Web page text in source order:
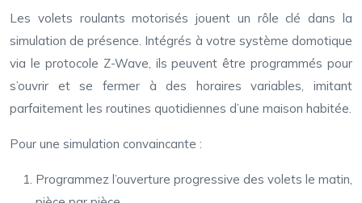
Les volets roulants motorisés jouent un rôle clé dans la
simulation de présence. Intégrés à votre système domotique
via le protocole Z-Wave, ils peuvent être programmés pour
s’ouvrir et se fermer à des horaires variables, imitant
parfaitement les routines quotidiennes d’une maison habitée.
Pour une simulation convaincante :
Programmez l’ouverture progressive des volets le matin,